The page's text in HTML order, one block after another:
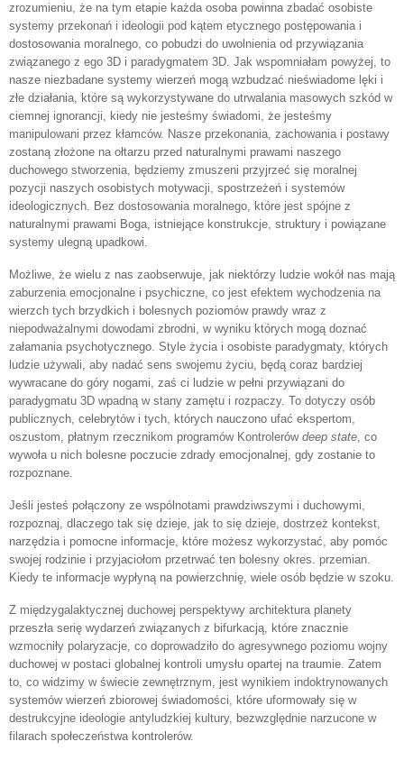
zrozumieniu, że na tym etapie każda osoba powinna zbadać osobiste
systemy przekonań i ideologii pod kątem etycznego postępowania i
dostosowania moralnego, co pobudzi do uwolnienia od przywiązania
związanego z ego 3D i paradygmatem 3D. Jak wspomniałam powyżej, to
nasze niezbadane systemy wierzeń mogą wzbudzać nieświadome lęki i
złe działania, które są wykorzystywane do utrwalania masowych szkód w
ciemnej ignorancji, kiedy nie jesteśmy świadomi, że jesteśmy
manipulowani przez kłamców. Nasze przekonania, zachowania i postawy
zostaną złożone na ołtarzu przed naturalnymi prawami naszego
duchowego stworzenia, będziemy zmuszeni przyjrzeć się moralnej
pozycji naszych osobistych motywacji, spostrzeżeń i systemów
ideologicznych. Bez dostosowania moralnego, które jest spójne z
naturalnymi prawami Boga, istniejące konstrukcje, struktury i powiązane
systemy ulegną upadkowi.
Możliwe, że wielu z nas zaobserwuje, jak niektórzy ludzie wokół nas mają
zaburzenia emocjonalne i psychiczne, co jest efektem wychodzenia na
wierzch tych brzydkich i bolesnych poziomów prawdy wraz z
niepodważalnymi dowodami zbrodni, w wyniku których mogą doznać
załamania psychotycznego. Style życia i osobiste paradygmaty, których
ludzie używali, aby nadać sens swojemu życiu, będą coraz bardziej
wywracane do góry nogami, zaś ci ludzie w pełni przywiązani do
paradygmatu 3D wpadną w stany zamętu i rozpaczy. To dotyczy osób
publicznych, celebrytów i tych, których nauczono ufać ekspertom,
oszustom, płatnym rzecznikom programów Kontrolerów deep state , co
wywoła u nich bolesne poczucie zdrady emocjonalnej, gdy zostanie to
rozpoznane.
Jeśli jesteś połączony ze wspólnotami prawdziwszymi i duchowymi,
rozpoznaj, dlaczego tak się dzieje, jak to się dzieje, dostrzeż kontekst,
narzędzia i pomocne informacje, które możesz wykorzystać, aby pomóc
swojej rodzinie i przyjaciołom przetrwać ten bolesny okres. przemian.
Kiedy te informacje wypłyną na powierzchnię, wiele osób będzie w szoku.
Z międzygalaktycznej duchowej perspektywy architektura planety
przeszła serię wydarzeń związanych z bifurkacją, które znacznie
wzmocniły polaryzacje, co doprowadziło do agresywnego poziomu wojny
duchowej w postaci globalnej kontroli umysłu opartej na traumie. Zatem
to, co widzimy w świecie zewnętrznym, jest wynikiem indoktrynowanych
systemów wierzeń zbiorowej świadomości, które uformowały się w
destrukcyjne ideologie antyludzkiej kultury, bezwzględnie narzucone w
filarach społeczeństwa kontrolerów.